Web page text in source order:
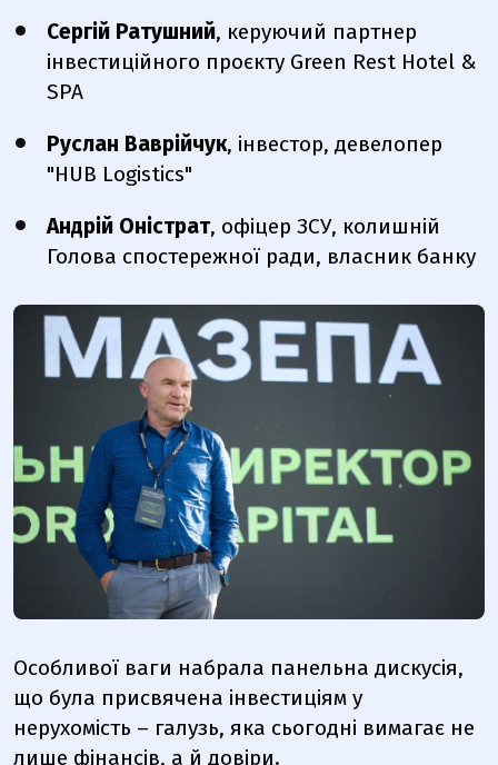
Сергій Ратушний, керуючий партнер
інвестиційного проєкту Green Rest Hotel &
SPA
Руслан Ваврійчук, інвестор, девелопер
"HUB Logistics"
Андрій Оністрат, офіцер ЗСУ, колишній
Голова спостережної ради, власник банку
Особливої ваги набрала панельна дискусія,
що була присвячена інвестиціям у
нерухомість – галузь, яка сьогодні вимагає не
лише фінансів, а й довіри.